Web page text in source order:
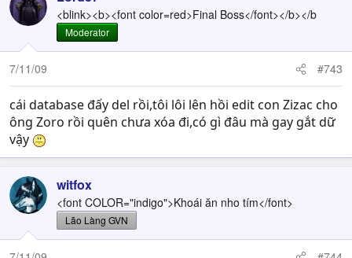
<blink><b><font color=red>Final Boss</font></b></b
Moderator
7/11/09 #743
cái database đấy del rồi,tôi lôi lên hồi edit con Zizac cho
ông Zoro rồi quên chưa xóa đi,có gì đâu mà gay gắt dữ
vậy
witfox
<font COLOR="indigo">Khoái ăn nho tím</font>
Lão Làng GVN